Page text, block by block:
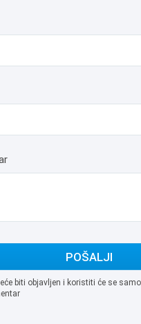
POŠALJI
biti objavljen i koristiti će se